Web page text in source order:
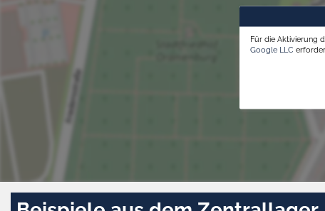
Für die Aktivierung
Google LLC